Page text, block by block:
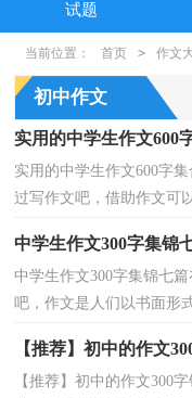
试题
当前位置： 首页 > 作文
初中作文
实用的中学生作文600
实用的中学生作文600字
过写作文吧，借助作文可
中学生作文300字集锦
中学生作文300字集锦七
吧，作文是人们以书面形
【推荐】初中的作文
【推荐】初中的作文300